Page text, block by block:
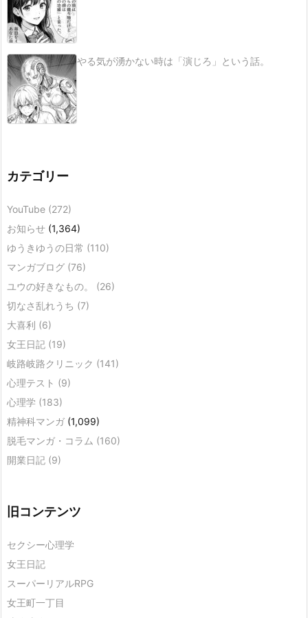
やる気が湧かない時は「演じろ」という話。
カテゴリー
YouTube (272)
お知らせ (1,364)
ゆうきゆうの日常 (110)
マンガブログ (76)
ユウの好きなもの。 (26)
切なさ乱れうち (7)
大喜利 (6)
女王日記 (19)
岐路岐路クリニック (141)
心理テスト (9)
心理学 (183)
精神科マンガ (1,099)
脱毛マンガ・コラム (160)
開業日記 (9)
旧コンテンツ
セクシー心理学
女王日記
スーパーリアルRPG
女王町一丁目